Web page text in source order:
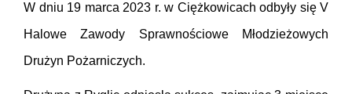
W dniu 19 marca 2023 r. w Ciężkowicach odbyły się V
Halowe Zawody Sprawnościowe Młodzieżowych
Drużyn Pożarniczych.